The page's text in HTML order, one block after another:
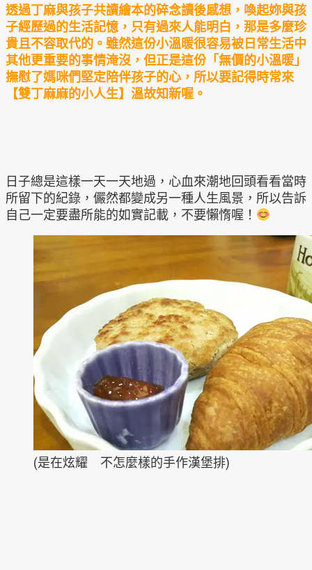
透過丁麻與孩子共讀繪本的碎念讀後感想，喚起妳與孩
子經歷過的生活記憶，只有過來人能明白，那是多麼珍
貴且不容取代的。雖然這份小溫暖很容易被日常生活中
其他更重要的事情淹沒，但正是這份「無價的小溫暖」
撫慰了媽咪們堅定陪伴孩子的心，所以要記得時常來
【雙丁麻麻的小人生】溫故知新喔。
日子總是這樣一天一天地過，心血來潮地回頭看看當時
所留下的紀錄，儼然都變成另一種人生風景，所以告訴
自己一定要盡所能的如實記載，不要懶惰喔！
(是在炫耀 不怎麼樣的手作漢堡排)